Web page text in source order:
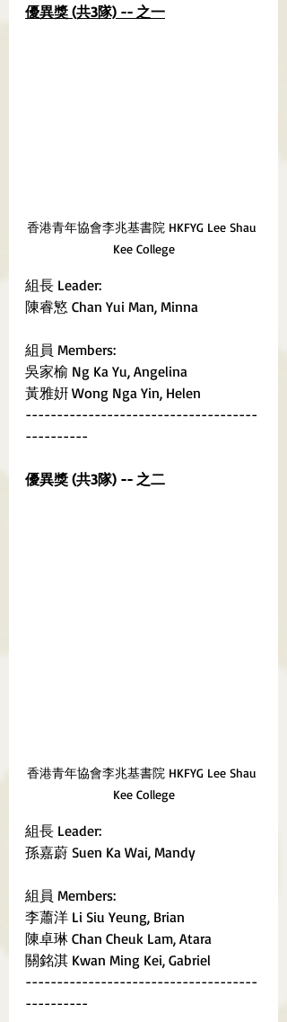
優異獎 (共3隊) -- 之一
香港青年協會李兆基書院 HKFYG Lee Shau
Kee College
組長 Leader:
陳睿慜 Chan Yui Man, Minna
組員 Members:
黃雅姸 Wong Nga Yin, Helen
-------------------------------------
----------
優異獎 (共3隊) -- 之二
香港青年協會李兆基書院 HKFYG Lee Shau
Kee College
組長 Leader:
孫嘉蔚 Suen Ka Wai, Mandy
組員 Members:
李蕭洋 Li Siu Yeung, Brian
陳卓琳 Chan Cheuk Lam, Atara
關銘淇 Kwan Ming Kei, Gabriel
-------------------------------------
----------